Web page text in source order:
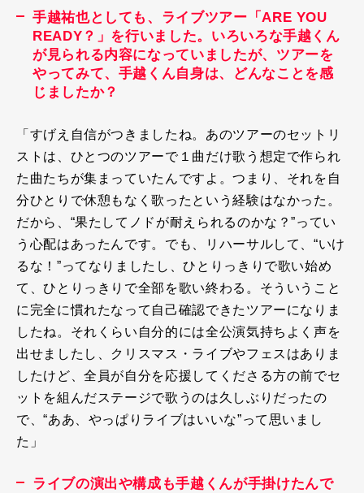
手越祐也としても、ライブツアー「ARE YOU
READY？」を行いました。いろいろな手越くん
が見られる内容になっていましたが、ツアーを
やってみて、手越くん自身は、どんなことを感
じましたか？
「すげえ自信がつきましたね。あのツアーのセットリ
ストは、ひとつのツアーで１曲だけ歌う想定で作られ
た曲たちが集まっていたんですよ。つまり、それを自
分ひとりで休憩もなく歌ったという経験はなかった。
だから、“果たしてノドが耐えられるのかな？”ってい
う心配はあったんです。でも、リハーサルして、“いけ
るな！”ってなりましたし、ひとりっきりで歌い始め
て、ひとりっきりで全部を歌い終わる。そういうこと
に完全に慣れたなって自己確認できたツアーになりま
したね。それくらい自分的には全公演気持ちよく声を
出せましたし、クリスマス・ライブやフェスはありま
したけど、全員が自分を応援してくださる方の前でセ
ットを組んだステージで歌うのは久しぶりだったの
で、“ああ、やっぱりライブはいいな”って思いまし
た」
ライブの演出や構成も手越くんが手掛けたんで